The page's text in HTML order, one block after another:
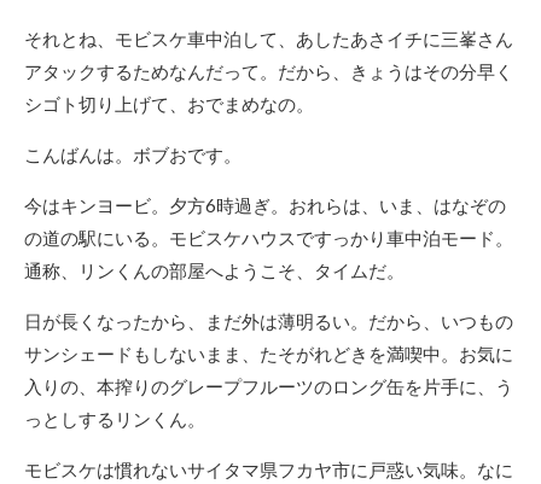
それとね、モビスケ車中泊して、あしたあさイチに三峯さん
アタックするためなんだって。だから、きょうはその分早く
シゴト切り上げて、おでまめなの。
こんばんは。ボブおです。
今はキンヨービ。夕方6時過ぎ。おれらは、いま、はなぞの
の道の駅にいる。モビスケハウスですっかり車中泊モード。
通称、リンくんの部屋へようこそ、タイムだ。
日が長くなったから、まだ外は薄明るい。だから、いつもの
サンシェードもしないまま、たそがれどきを満喫中。お気に
入りの、本搾りのグレープフルーツのロング缶を片手に、う
っとしするリンくん。
モビスケは慣れないサイタマ県フカヤ市に戸惑い気味。なに